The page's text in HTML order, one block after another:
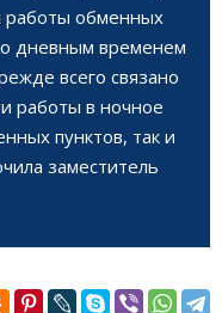
обменных
дневным временем
всего связано
работы в ночное
пунктов, так и
заместитель